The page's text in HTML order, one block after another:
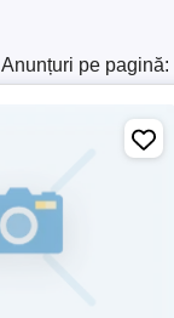
Anunțuri pe pagină: